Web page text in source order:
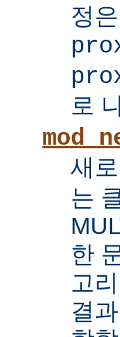
정
로
새
는
한
고
결